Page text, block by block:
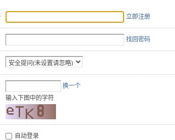
索
立即注册
找回密码
换一个
输入下图中的字符
自动登录